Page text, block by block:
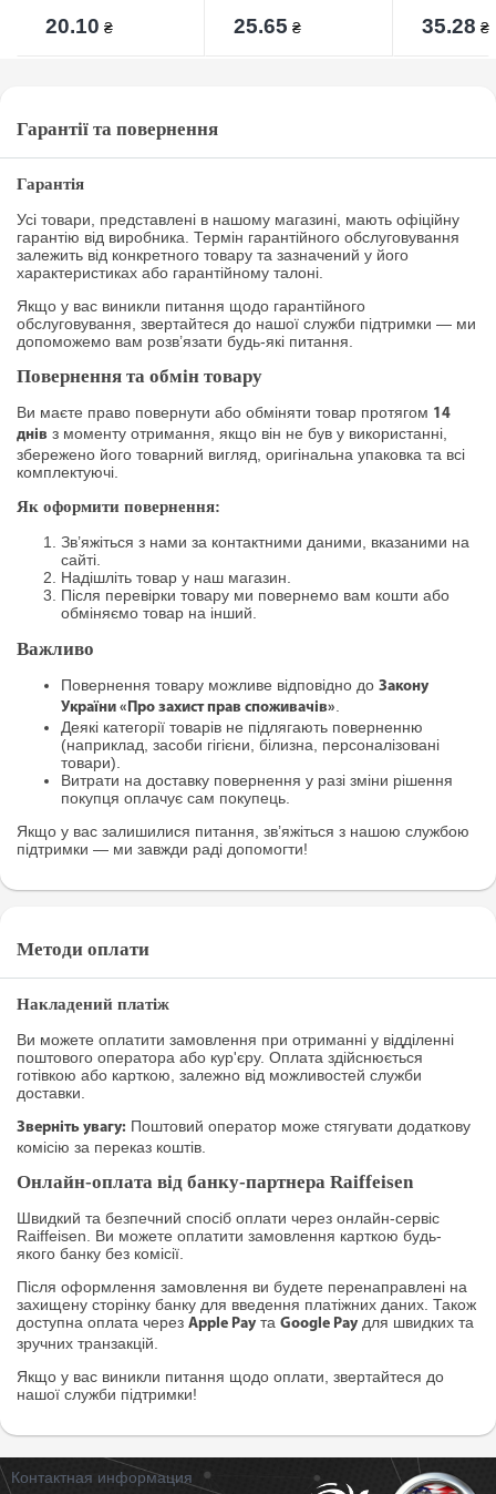
20.10 ₴ 25.65 ₴ 35.28 ₴
Гарантії та повернення
Гарантія
Усі товари, представлені в нашому магазині, мають офіційну
гарантію від виробника. Термін гарантійного обслуговування
залежить від конкретного товару та зазначений у його
характеристиках або гарантійному талоні.
Якщо у вас виникли питання щодо гарантійного
обслуговування, звертайтеся до нашої служби підтримки — ми
допоможемо вам розв’язати будь-які питання.
Повернення та обмін товару
Ви маєте право повернути або обміняти товар протягом 14
днів з моменту отримання, якщо він не був у використанні,
збережено його товарний вигляд, оригінальна упаковка та всі
комплектуючі.
Як оформити повернення:
Зв’яжіться з нами за контактними даними, вказаними на
сайті.
Надішліть товар у наш магазин.
Після перевірки товару ми повернемо вам кошти або
обміняємо товар на інший.
Важливо
Повернення товару можливе відповідно до Закону
України «Про захист прав споживачів»
Деякі категорії товарів не підлягають поверненню
(наприклад, засоби гігієни, білизна, персоналізовані
товари).
Витрати на доставку повернення у разі зміни рішення
покупця оплачує сам покупець.
Якщо у вас залишилися питання, зв’яжіться з нашою службою
підтримки — ми завжди раді допомогти!
Методи оплати
Накладений платіж
Ви можете оплатити замовлення при отриманні у відділенні
поштового оператора або кур'єру. Оплата здійснюється
готівкою або карткою, залежно від можливостей служби
доставки.
Зверніть увагу: Поштовий оператор може стягувати додаткову
комісію за переказ коштів.
Онлайн-оплата від банку-партнера Raiffeisen
Швидкий та безпечний спосіб оплати через онлайн-сервіс
Raiffeisen. Ви можете оплатити замовлення карткою будь-
якого банку без комісії.
Після оформлення замовлення ви будете перенаправлені на
захищену сторінку банку для введення платіжних даних. Також
доступна оплата через Apple Pay та Google Pay для швидких та
зручних транзакцій.
Якщо у вас виникли питання щодо оплати, звертайтеся до
нашої служби підтримки!
Контактная информация